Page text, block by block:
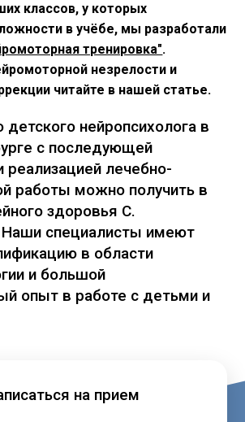
классов, у которых
в учёбе, мы разработали
тренировка".
незрелости и
читайте в нашей статье.
детского нейропсихолога в
с последующей
реализацией лечебно-
работы можно получить в
здоровья С.
Наши специалисты имеют
в области
и большой
опыт в работе с детьми и
на прием